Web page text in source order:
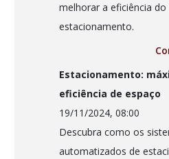
melhorar a eficiência do
estacionamento.
Estacionamento:
eficiência de espaço
19/11/2024, 08:00
Descubra como os
automatizados de